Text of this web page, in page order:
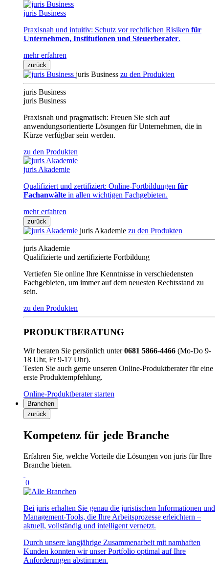
juris Business
Praxisnah und intuitiv: Schutz vor rechtlichen Risiken für
Unternehmen, Institutionen und Steuerberater.
mehr erfahren
zurück
juris Business zu den Produkten
juris Business
juris Business
Praxisnah und pragmatisch: Freuen Sie sich auf
anwendungsorientierte Lösungen für Unternehmen, die in
Kürze verfügbar sein werden.
zu den Produkten
juris Akademie
Qualifiziert und zertifiziert: Online-Fortbildungen für
Fachanwälte in allen wichtigen Fachgebieten.
mehr erfahren
zurück
juris Akademie zu den Produkten
juris Akademie
Qualifizierte und zertifizierte Fortbildung
Vertiefen Sie online Ihre Kenntnisse in verschiedensten
Fachgebieten, um immer auf dem neuesten Rechtsstand zu
sein.
zu den Produkten
PRODUKTBERATUNG
Wir beraten Sie persönlich unter0681 5866-4466 (Mo-Do 9-
18 Uhr, Fr 9-17 Uhr).
Testen Sie auch gerne unseren Online-Produktberater für eine
erste Produktempfehlung.
Online-Produktberater starten
Branchen
zurück
Kompetenz für jede Branche
Erfahren Sie, welche Vorteile die Lösungen von juris für Ihre
Branche bieten.
0
Bei juris erhalten Sie genau die juristischen Informationen und
Management-Tools, die Ihre Arbeitsprozesse erleichtern –
aktuell, vollständig und intelligent vernetzt.
Durch unsere langjährige Zusammenarbeit mit namhaften
Kunden konnten wir unser Portfolio optimal auf Ihre
Anforderungen abstimmen.